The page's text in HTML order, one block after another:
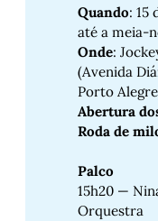
Quando: 15
até a meia-
Onde:
(Avenida
Porto
Abertura
Roda de
Palco
15h20 —
Orquestra